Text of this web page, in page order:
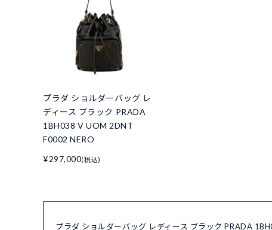
プラダ ショルダーバッグ レ
ディース ブラック PRADA
1BH038 V UOM 2DNT
F0002 NERO
¥297,000(税込)
プラダ ショルダーバッグ レディース ブラック PRADA